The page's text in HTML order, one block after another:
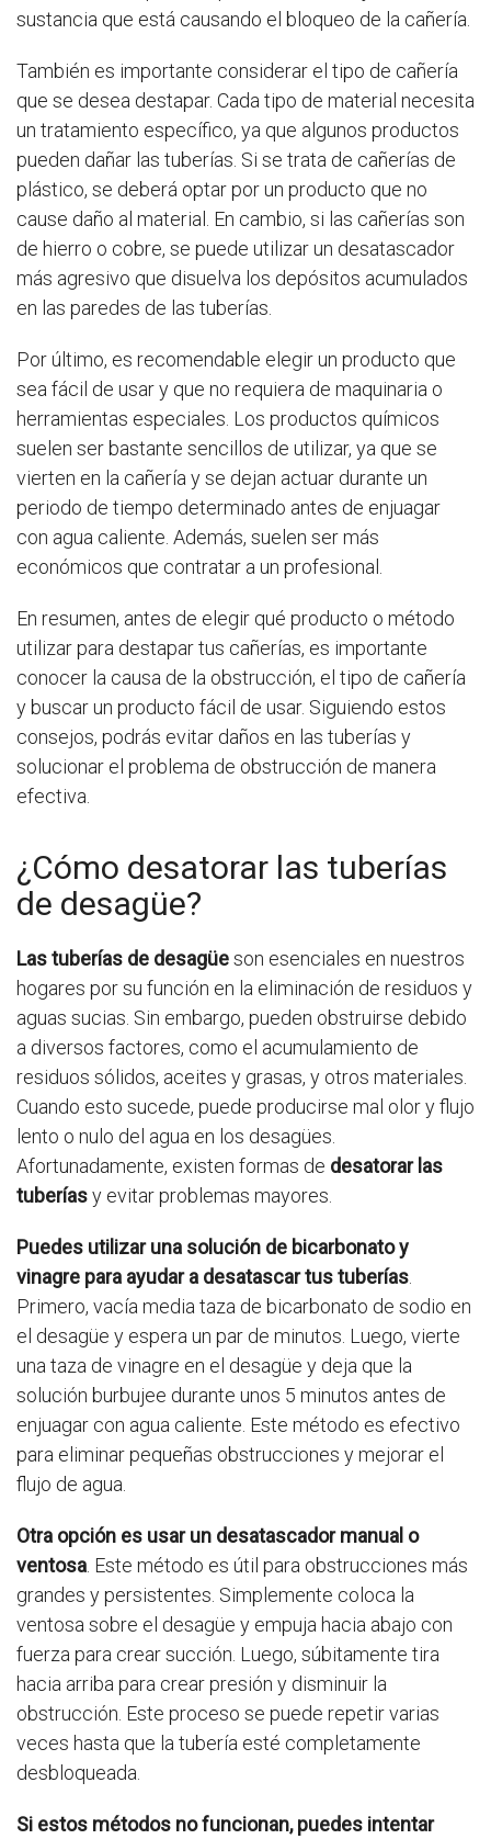
sustancia que está causando el bloqueo de la cañería.
También es importante considerar el tipo de cañería
que se desea destapar. Cada tipo de material necesita
un tratamiento específico, ya que algunos productos
pueden dañar las tuberías. Si se trata de cañerías de
plástico, se deberá optar por un producto que no
cause daño al material. En cambio, si las cañerías son
de hierro o cobre, se puede utilizar un desatascador
más agresivo que disuelva los depósitos acumulados
en las paredes de las tuberías.
Por último, es recomendable elegir un producto que
sea fácil de usar y que no requiera de maquinaria o
herramientas especiales. Los productos químicos
suelen ser bastante sencillos de utilizar, ya que se
vierten en la cañería y se dejan actuar durante un
periodo de tiempo determinado antes de enjuagar
con agua caliente. Además, suelen ser más
económicos que contratar a un profesional.
En resumen, antes de elegir qué producto o método
utilizar para destapar tus cañerías, es importante
conocer la causa de la obstrucción, el tipo de cañería
y buscar un producto fácil de usar. Siguiendo estos
consejos, podrás evitar daños en las tuberías y
solucionar el problema de obstrucción de manera
efectiva.
¿Cómo desatorar las tuberías
de desagüe?
Las tuberías de desagüeson esenciales en nuestros
hogares por su función en la eliminación de residuos y
aguas sucias. Sin embargo, pueden obstruirse debido
a diversos factores, como el acumulamiento de
residuos sólidos, aceites y grasas, y otros materiales.
Cuando esto sucede, puede producirse mal olor y flujo
lento o nulo del agua en los desagües.
Afortunadamente, existen formas de desatorar las
tuberíasy evitar problemas mayores.
Puedes utilizar una solución de bicarbonato y
vinagre para ayudar a desatascar tus tuberías
Primero, vacía media taza de bicarbonato de sodio en
el desagüe y espera un par de minutos. Luego, vierte
una taza de vinagre en el desagüe y deja que la
solución burbujee durante unos 5 minutos antes de
enjuagar con agua caliente. Este método es efectivo
para eliminar pequeñas obstrucciones y mejorar el
flujo de agua.
Otra opción es usar un desatascador manual o
ventosa . Este método es útil para obstrucciones más
grandes y persistentes. Simplemente coloca la
ventosa sobre el desagüe y empuja hacia abajo con
fuerza para crear succión. Luego, súbitamente tira
hacia arriba para crear presión y disminuir la
obstrucción. Este proceso se puede repetir varias
veces hasta que la tubería esté completamente
desbloqueada.
Si estos métodos no funcionan, puedes intentar